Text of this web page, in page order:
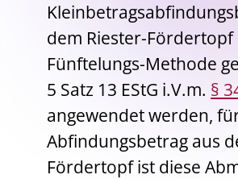
dem Riester-Fördertopf
Fünftelungs-Methode
5 Satz 13 EStG i.V.m. §
angewendet werden,
Abfindungsbetrag aus
Fördertopf ist diese